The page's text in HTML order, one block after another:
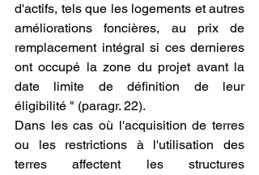
d'actifs, tels que les logements et autres
améliorations foncières, au prix de
remplacement intégral si ces dernieres
ont occupé la zone du projet avant la
date limite de définition de leur
éligibilité " (paragr. 22).
Dans les cas où l'acquisition de terres
ou les restrictions à l'utilisation des
terres affectent les structures